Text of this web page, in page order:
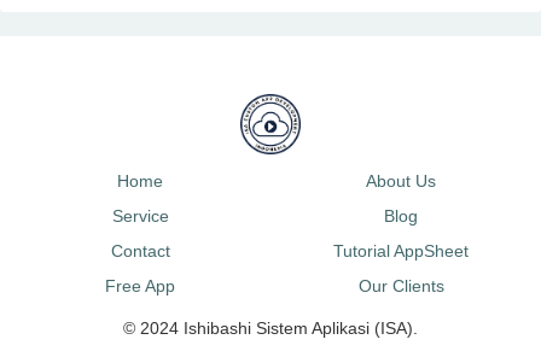
Home
About Us
Service
Blog
Contact
Tutorial AppSheet
Free App
Our Clients
© 2024 Ishibashi Sistem Aplikasi (ISA).